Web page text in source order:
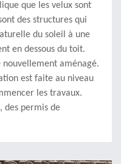
que les velux sont
des structures qui
du soleil à une
en dessous du toit.
nouvellement aménagé.
est faite au niveau
les travaux.
des permis de